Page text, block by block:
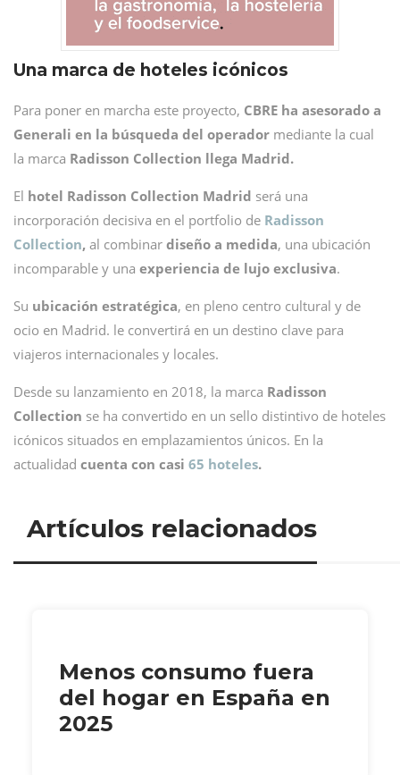
Una marca de hoteles icónicos
Para poner en marcha este proyecto, CBRE ha asesorado a
Generali en la búsqueda del operador mediante la cual
la marca Radisson Collection llega Madrid.
El hotel Radisson Collection Madrid será una
incorporación decisiva en el portfolio de Radisson
Collection, al combinar diseño a medida, una ubicación
incomparable y una experiencia de lujo exclusiva.
Su ubicación estratégica, en pleno centro cultural y de
ocio en Madrid. le convertirá en un destino clave para
viajeros internacionales y locales.
Desde su lanzamiento en 2018, la marca Radisson
Collection se ha convertido en un sello distintivo de hoteles
icónicos situados en emplazamientos únicos. En la
actualidad cuenta con casi 65 hoteles.
Artículos relacionados
Menos consumo fuera
del hogar en España en
2025